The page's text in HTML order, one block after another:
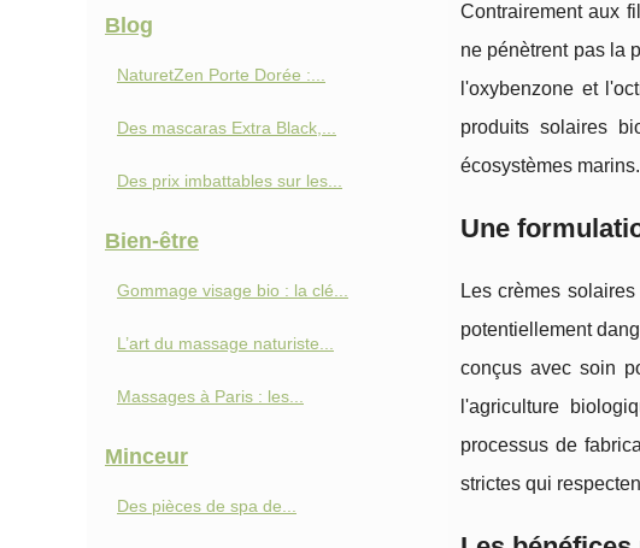
Contrairement aux
ne pénètrent pas la
l'oxybenzone et
produits solaires
écosystèmes marins.
Une
Les crèmes
potentiellement
conçus avec soin
l'agriculture
processus de
strictes qui
Blog
NaturetZen Porte Dorée :...
Des mascaras Extra Black,...
Des prix imbattables sur les...
Bien-être
Gommage visage bio : la clé...
L’art du massage naturiste...
Massages à Paris : les...
Minceur
Des pièces de spa de...